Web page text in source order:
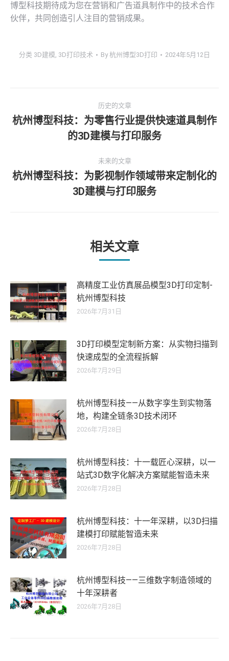
博型科技期待成为您在营销和广告道具制作中的技术合作
伙伴，共同创造引人注目的营销成果。
分类 3D建模, 3D打印技术 By杭州博型3D打印 2024年5月12日
章
航
历史的文章
历
史
文
章：
杭州博型科技：为零售行业提供快速道具制作
的3D建模与打印服务
未来的文章
未
来
杭州博型科技：为影视制作领域带来定制化的
3D建模与打印服务
相关文章
高精度工业仿真展品模型3D打印定制-
杭州博型科技
2026年7月31日
3D打印模型定制新方案：从实物扫描到
快速成型的全流程拆解
2026年7月29日
杭州博型科技——从数字孪生到实物落
地，构建全链条3D技术闭环
2026年7月28日
杭州博型科技：十一载匠心深耕，以一
站式3D数字化解决方案赋能智造未来
2026年7月28日
杭州博型科技：十一年深耕，以3D扫描
建模打印赋能智造未来
2026年7月28日
杭州博型科技——三维数字制造领域的
十年深耕者
2026年7月28日